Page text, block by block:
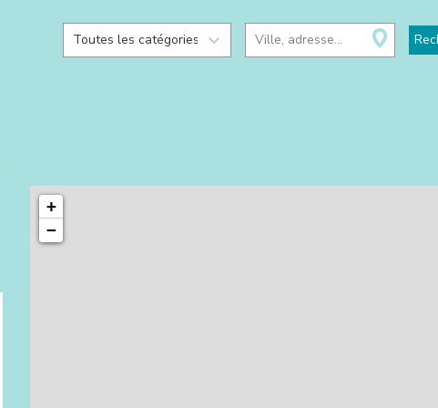
Toutes les catégories Ville, adresse...
+
−